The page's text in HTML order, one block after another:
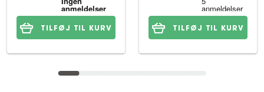
TILFØJ TIL KURV TILFØJ TIL KURV